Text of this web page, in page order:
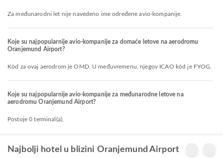
Za međunarodni let nije navedeno ime određene avio-kompanije.
Koje su najpopularnije avio-kompanije za domaće letove na aerodromu
Oranjemund Airport?
Kôd za ovaj aerodrom je OMD. U međuvremenu, njegov ICAO kôd je FYOG.
Koje su najpopularnije avio-kompanije za međunarodne letove na
aerodromu Oranjemund Airport?
Postoje 0 terminal(a),
Najbolji hotel u blizini Oranjemund Airport